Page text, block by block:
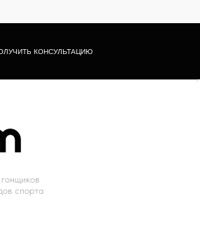
КОНСУЛЬТАЦИЮ
спорта